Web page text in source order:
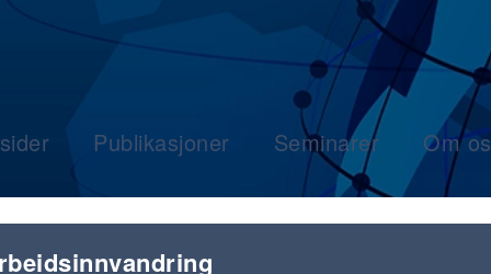
Publikasjoner Seminarer Om